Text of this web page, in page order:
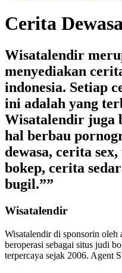
Cerita Dewasa
Wisatalendir
menyediakan
indonesia. Setiap
ini adalah yang
Wisatalendir juga
hal berbau
dewasa, cerita
bokep, cerita
bugil.””
Wisatalendir
Wisatalendir di sponsorin oleh
beroperasi sebagai situs judi
terpercaya sejak 2006. Agent